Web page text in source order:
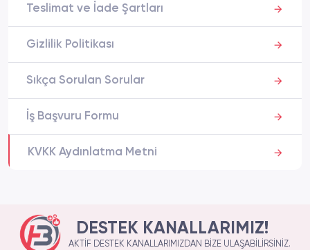
Teslimat ve İade Şartları
Gizlilik Politikası
Sıkça Sorulan Sorular
İş Başvuru Formu
KVKK Aydınlatma Metni
DESTEK KANALLARIMIZ!
AKTIF DESTEK KANALLARIMIZDAN BIZE ULAŞABILIRSINIZ.